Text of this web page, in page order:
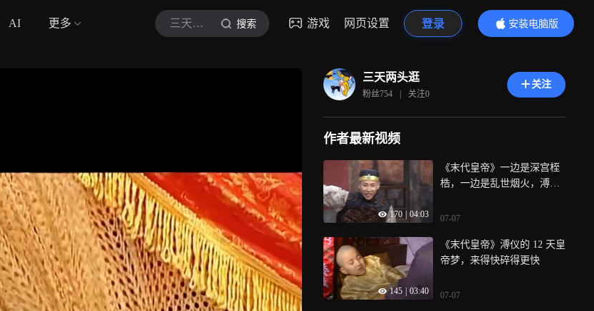
AI 更多 三天两头逛 搜索 游戏 网页设置 登录
安装电脑版
内容更精彩
三天两头逛
粉丝754 | 关注0
关注
作者最新视频
170 04:03
《末代皇帝》一边是深宫桎
梏，一边是乱世烟火，溥仪
07-07
145 03:40
《末代皇帝》溥仪的 12 天皇
帝梦，来得快碎得更快
07-07